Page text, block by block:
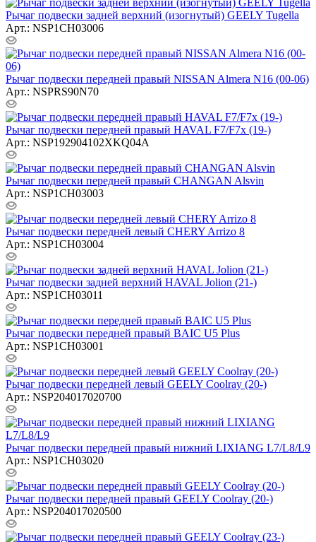
Рычаг подвески задней верхний (изогнутый) GEELY Tugella
Арт.: NSP1CH03006
Рычаг подвески передней правый NISSAN Almera N16 (00-06)
Арт.: NSPRS90N70
Рычаг подвески передней правый HAVAL F7/F7x (19-)
Арт.: NSP192904102XKQ04A
Рычаг подвески передней правый CHANGAN Alsvin
Арт.: NSP1CH03003
Рычаг подвески передней левый CHERY Arrizo 8
Арт.: NSP1CH03004
Рычаг подвески задней верхний HAVAL Jolion (21-)
Арт.: NSP1CH03011
Рычаг подвески передней правый BAIC U5 Plus
Арт.: NSP1CH03001
Рычаг подвески передней левый GEELY Coolray (20-)
Арт.: NSP204017020700
Рычаг подвески передней правый нижний LIXIANG L7/L8/L9
Арт.: NSP1CH03020
Рычаг подвески передней правый GEELY Coolray (20-)
Арт.: NSP204017020500